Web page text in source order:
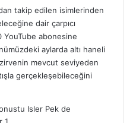
takip edilen isimlerinden
dair çarpıcı
abonesine
aylarda altı haneli
mevcut seviyeden
gerçekleşebileceğini